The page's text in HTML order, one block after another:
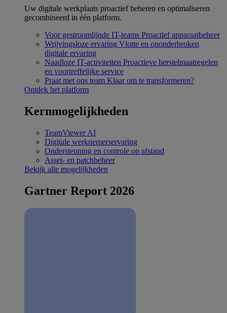
Uw digitale werkplaats proactief beheren en optimaliseren
gecombineerd in één platform.
Voor gestroomlijnde IT-teams Proactief apparaatbeheer
Wrijvingsloze ervaring Vlotte en ononderbroken
digitale ervaring
Naadloze IT-activiteiten Proactieve herstelmaatregelen
en voortreffelijke service
Praat met ons team Klaar om te transformeren?
Ontdek het platform
Kernmogelijkheden
TeamViewer AI
Digitale werknemerservaring
Ondersteuning en controle op afstand
Asset- en patchbeheer
Bekijk alle mogelijkheden
Gartner Report 2026